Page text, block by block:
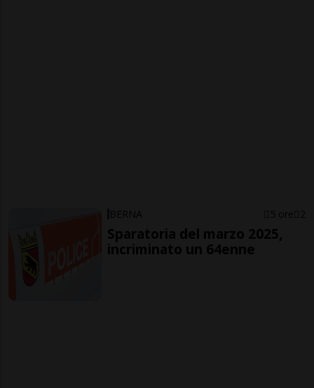
BERNA 5 ore 2
Sparatoria del marzo 2025,
incriminato un 64enne